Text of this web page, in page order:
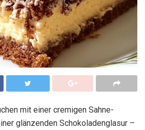
mit einer cremigen Sahne-
glänzenden Schokoladenglasur –